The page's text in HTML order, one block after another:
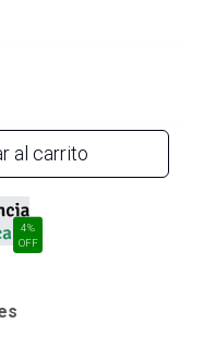
al carrito
4%
OFF